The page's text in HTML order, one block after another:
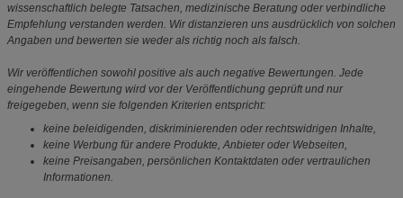
wissenschaftlich belegte Tatsachen, medizinische Beratung oder verbindliche
Empfehlung verstanden werden. Wir distanzieren uns ausdrücklich von solchen
Angaben und bewerten sie weder als richtig noch als falsch.
Wir veröffentlichen sowohl positive als auch negative Bewertungen. Jede
eingehende Bewertung wird vor der Veröffentlichung geprüft und nur
freigegeben, wenn sie folgenden Kriterien entspricht:
keine beleidigenden, diskriminierenden oder rechtswidrigen Inhalte,
keine Werbung für andere Produkte, Anbieter oder Webseiten,
keine Preisangaben, persönlichen Kontaktdaten oder vertraulichen
Informationen.